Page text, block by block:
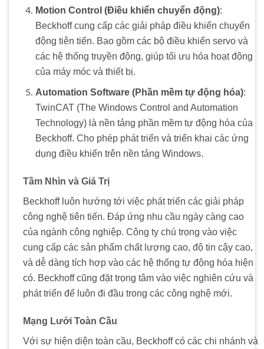
Motion Control (Điều khiển chuyển động):
Beckhoff cung cấp các giải pháp điều khiển chuyển
động tiên tiến. Bao gồm các bộ điều khiển servo và
các hệ thống truyền động, giúp tối ưu hóa hoạt động
của máy móc và thiết bị.
Automation Software (Phần mềm tự động hóa):
TwinCAT (The Windows Control and Automation
Technology) là nền tảng phần mềm tự động hóa của
Beckhoff. Cho phép phát triển và triển khai các ứng
dụng điều khiển trên nền tảng Windows.
Tầm Nhìn và Giá Trị
Beckhoff luôn hướng tới việc phát triển các giải pháp
công nghệ tiên tiến. Đáp ứng nhu cầu ngày càng cao
của ngành công nghiệp. Công ty chú trọng vào việc
cung cấp các sản phẩm chất lượng cao, độ tin cậy cao,
và dễ dàng tích hợp vào các hệ thống tự động hóa hiện
có. Beckhoff cũng đặt trọng tâm vào việc nghiên cứu và
phát triển để luôn đi đầu trong các công nghệ mới.
Mạng Lưới Toàn Cầu
Với sự hiện diện toàn cầu, Beckhoff có các chi nhánh và